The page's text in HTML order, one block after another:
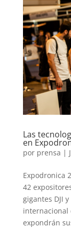
Las
en
por prensa |
Expodronica
42
gigantes DJI
internacional
expondrán